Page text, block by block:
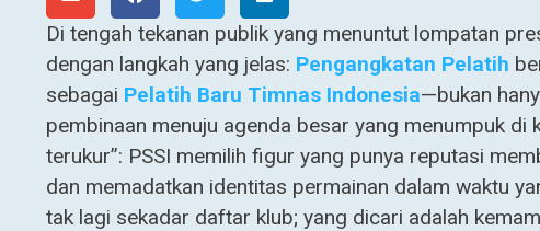
Di tengah tekanan publik yang menuntut lompatan
dengan langkah yang jelas: Pengangkatan Pelatih
sebagai Pelatih Baru Timnas Indonesia—bukan
pembinaan menuju agenda besar yang menumpuk di
terukur”: PSSI memilih figur yang punya reputasi
dan memadatkan identitas permainan dalam waktu
tak lagi sekadar daftar klub; yang dicari adalah